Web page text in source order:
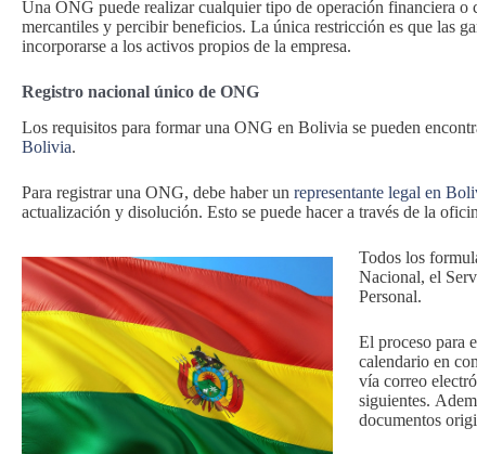
Una ONG puede realizar cualquier tipo de operación financiera
mercantiles y percibir beneficios. La única restricción es que las
incorporarse a los activos propios de la empresa.
Registro nacional único de ONG
Los requisitos para formar una ONG en Bolivia se pueden
Bolivia.
Para registrar una ONG, debe haber un representante legal en
actualización y disolución. Esto se puede hacer a través de la
Todos los
Nacional, el
Personal.
El proceso para
calendario en
vía correo
siguientes.
documentos